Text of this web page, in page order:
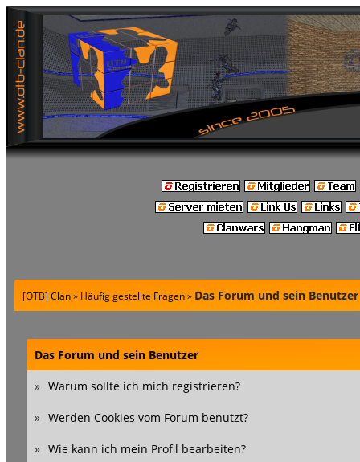
[OTB] Clan» Häufig gestellte Fragen» Das Forum und sein Benutzer
Das Forum und sein Benutzer
» Warum sollte ich mich registrieren?
» Werden Cookies vom Forum benutzt?
» Wie kann ich mein Profil bearbeiten?